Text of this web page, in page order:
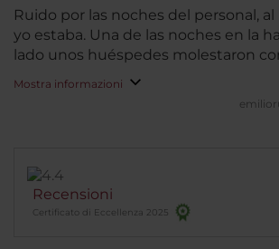
En conjunto, es un hotel que
organización, profesionalidad y
cliente. Sin duda volvería.
Ruido por las noches del personal,
yo estaba. Una de las noches en la
lado unos huéspedes molestaron
Mostra informazioni
Recensioni
Certificato di Eccellenza 2025